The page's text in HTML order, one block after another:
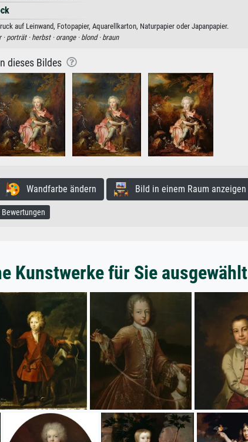
auf Leinwand, Fotopapier, Aquarellkarton, Naturpapier oder Japanpapier.
· porträt · herbst · orange · blond · braun
dieses Bildes
Wandfarbe ändern Bild in einem Raum anzeigen
Bewertungen
Kunstwerke für Sie ausgewählt